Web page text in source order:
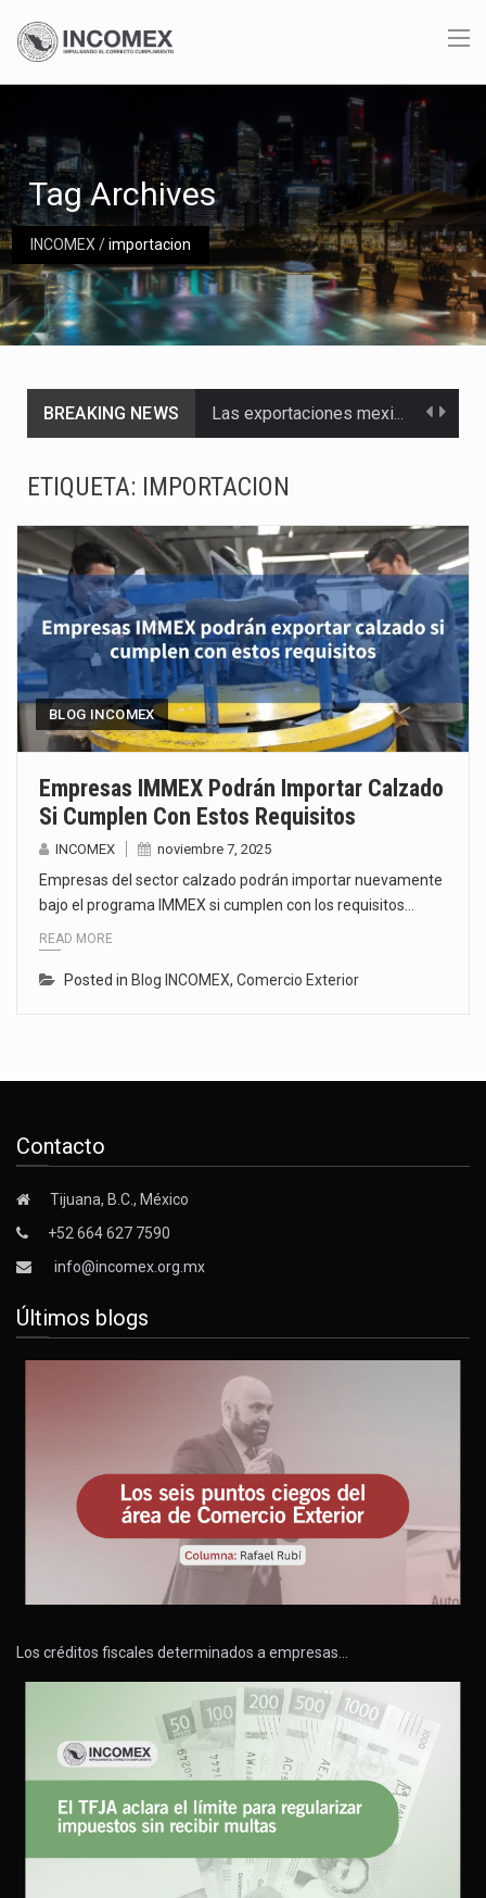
INCOMEX/importacion
Tag Archives
BREAKING NEWS Las exportaciones mexicanas de vehículos ligeros disminuyeron 9.67 % en julio a tasa anual, alcanzando…
Solo el 17.8 % de las empresas en México se considera totalmente preparada para la…
Ante la suspensión temporal de las inspecciones sanitarias del Departamento de Agricultura de Estados Unidos…
Los créditos fiscales determinados a empresas IMMEX rara vez nacen de una interpretación equivocada de…
La industria automotriz mexicana concentra más de la mitad de las quejas bajo el Mecanismo…
ETIQUETA: IMPORTACION
BLOG INCOMEX
Empresas IMMEX Podrán Importar Calzado
Si Cumplen Con Estos Requisitos
INCOMEX noviembre 7, 2025
Empresas del sector calzado podrán importar nuevamente
bajo el programa IMMEX si cumplen con los requisitos…
READ MORE
Posted in Blog INCOMEX, Comercio Exterior
Contacto
Tijuana, B.C., México
+52 664 627 7590
info@incomex.org.mx
Últimos blogs
Los créditos fiscales determinados a empresas…